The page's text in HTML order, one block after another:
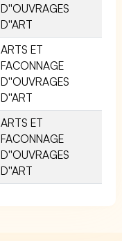
D''OUVRAGES
D''ART
ARTS ET
FACONNAGE
D''OUVRAGES
D''ART
ARTS ET
FACONNAGE
D''OUVRAGES
D''ART